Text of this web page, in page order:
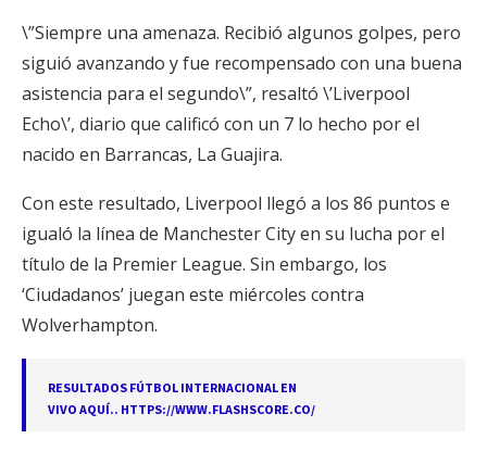
\”Siempre una amenaza. Recibió algunos golpes, pero
siguió avanzando y fue recompensado con una buena
asistencia para el segundo\”, resaltó \’Liverpool
Echo\’, diario que calificó con un 7 lo hecho por el
nacido en Barrancas, La Guajira.
Con este resultado, Liverpool llegó a los 86 puntos e
igualó la línea de Manchester City en su lucha por el
título de la Premier League. Sin embargo, los
‘Ciudadanos’ juegan este miércoles contra
Wolverhampton.
RESULTADOS FÚTBOL INTERNACIONAL EN
VIVO AQUÍ.. HTTPS://WWW.FLASHSCORE.CO/